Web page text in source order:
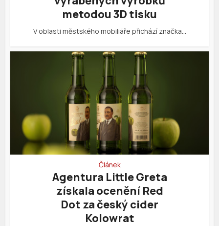
metodou 3D tisku
V oblasti městského mobiliáře přichází značka…
Článek
Agentura Little Greta
získala ocenění Red
Dot za český cider
Kolowrat